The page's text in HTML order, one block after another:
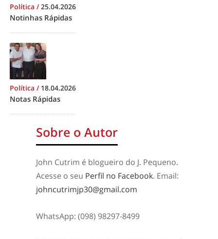
Política /25.04.2026
Notinhas Rápidas
Política / 18.04.2026
Notas Rápidas
Sobre o Autor
John Cutrim é blogueiro do J. Pequeno.
Acesse o seu Perfil no Facebook. Email:
johncutrimjp30@gmail.com
WhatsApp: (098) 98297-8499